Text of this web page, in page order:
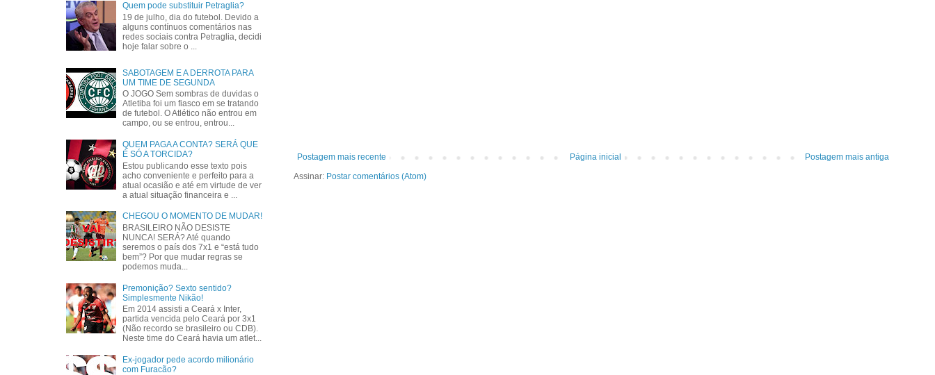
Postagem mais recente Postagem mais antiga
Página inicial
Assinar: Postar comentários (Atom)
Quem pode substituir Petraglia?
19 de julho, dia do futebol. Devido a
alguns contínuos comentários nas
redes sociais contra Petraglia, decidi
hoje falar sobre o ...
SABOTAGEM E A DERROTA PARA
UM TIME DE SEGUNDA
O JOGO Sem sombras de duvidas o
Atletiba foi um fiasco em se tratando
de futebol. O Atlético não entrou em
campo, ou se entrou, entrou...
QUEM PAGA A CONTA? SERÁ QUE
É SÓ A TORCIDA?
Estou publicando esse texto pois
acho conveniente e perfeito para a
atual ocasião e até em virtude de ver
a atual situação financeira e ...
CHEGOU O MOMENTO DE MUDAR!
BRASILEIRO NÃO DESISTE
NUNCA! SERÁ? Até quando
seremos o país dos 7x1 e “está tudo
bem”? Por que mudar regras se
podemos muda...
Premonição? Sexto sentido?
Simplesmente Nikão!
Em 2014 assisti a Ceará x Inter,
partida vencida pelo Ceará por 3x1
(Não recordo se brasileiro ou CDB).
Neste time do Ceará havia um atlet...
Ex-jogador pede acordo milionário
com Furacão?